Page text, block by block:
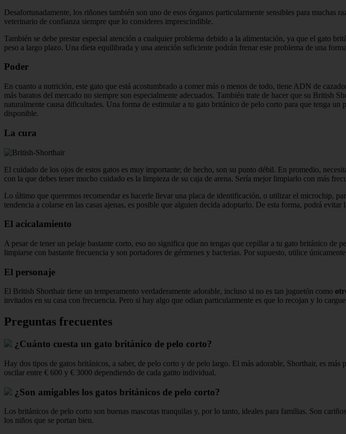
Desafortunadamente, los riñones también son uno de esos órganos particularmente sensibles para
veterinario de confianza siempre que lo consideres imprescindible.
También se debe prestar especial atención a cualquier problema debido a la alimentación, ya que el gato
peso a largo plazo. Una dieta equilibrada y una atención suficiente podrán frenar este problema de una
Poder
En cuanto a nutrición, este gato que está acostumbrado a comer más o menos de todo, tiene ADN de
más baratos del mercado no siempre son especialmente adecuados. También trate de hacer que su British
naturalmente causa dificultades. Una forma de estimular a tu gato británico de pelo corto para que tenga
disponible.
La cura
El cuidado de los ojos de estos gatos es muy importante; de hecho, son su punto débil. En promedio,
con la que debes tener mucho cuidado es la limpieza de su caja de arena. Sería mejor limpiarlo con más
Lo último que queremos recomendar es hacerle llevar una placa de identificación, o utilizar el microchip,
tendencia a colarse en las casas ajenas, es posible que alguien decida adoptarlo. De esta forma, podrá
El acicalamiento
A pesar de tener un pelaje bastante corto, eso no significa que no tengas que cepillar a tu gato británico
limpiarse con bastante frecuencia y son portadores de gérmenes y bacterias. Por supuesto, utilice
El personaje
El British Shorthair tiene un temperamento verdaderamente adorable, incluso si no es tan juguetón como
invitados en su casa con frecuencia. Pero si hay algo que odian particularmente es que lo recojan y lo
Preguntas frecuentes
¿Cuánto cuesta un gato británico de pelo corto?
Hay dos tipos de gatos británicos, a saber, de pelo corto y de pelo largo. El más adorable, Shorthair, es
oscilar entre € 600 y € 3000 dependiendo de cada gatito individual.
¿Son amigables los gatos británicos de pelo corto?
Los británicos de pelo corto son buenas mascotas tranquilas y, por lo tanto, ideales para familias. Son
los niños que se portan bien.